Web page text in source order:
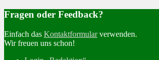
Fragen oder Feedback?
Einfach das Kontaktformularverwenden.
Wir freuen uns schon!